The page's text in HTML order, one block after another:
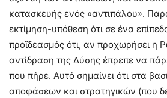
κατασκευής ενός «αντιπάλου».
εκτίμηση-υπόθεση ότι σε ένα
προϊδεασμός ότι, αν προχωρήσει η
αντίδραση της Δύσης έπρεπε να
που πήρε. Αυτό σημαίνει ότι στα
αποφάσεων και στρατηγικών (που